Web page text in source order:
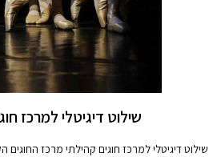
שילוט דיגיטלי למרכז
שילוט דיגיטלי למרכז חוגים קהילתי מרכז החוגים